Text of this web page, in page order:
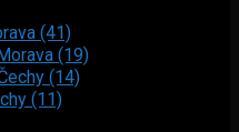
(41)
(19)
(14)
(11)